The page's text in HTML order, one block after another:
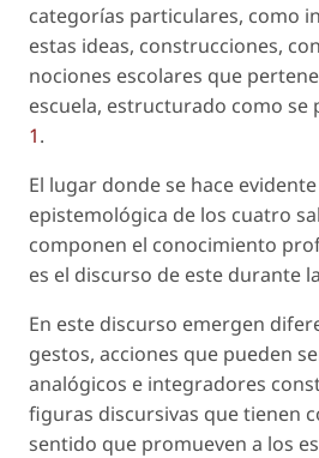
categorías particulares, como
estas ideas, construcciones,
nociones escolares que
escuela, estructurado como se
1.
El lugar donde se hace
epistemológica de los cuatro
componen el conocimiento
es el discurso de este durante
En este discurso emergen
gestos, acciones que pueden
analógicos e integradores
figuras discursivas que tienen
sentido que promueven a los